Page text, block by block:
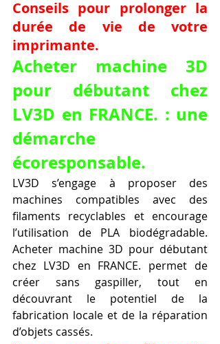
Conseils pour prolonger la
durée de vie de votre
imprimante.
Acheter machine 3D
pour débutant chez
LV3D en FRANCE. : une
démarche
écoresponsable.
LV3D s’engage à proposer des
machines compatibles avec des
filaments recyclables et encourage
l’utilisation de PLA biodégradable.
Acheter machine 3D pour débutant
chez LV3D en FRANCE. permet de
créer sans gaspiller, tout en
découvrant le potentiel de la
fabrication locale et de la réparation
d’objets cassés.